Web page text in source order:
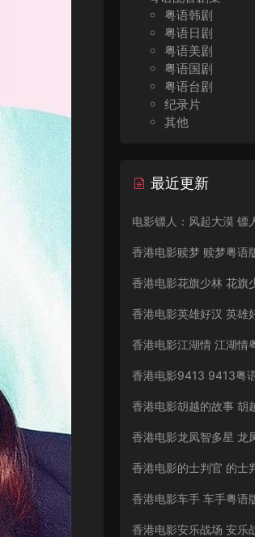
粤语韩剧
粤语日剧
粤语美剧
粤语国剧
粤语台剧
纪录片
其他
最近更新
电影镖人：风起大漠 镖
香港电影赎梦 赎梦粤语
香港电影花旗少林 花旗
香港电影英雄好汉 英雄
香港电影江湖情 江湖情
香港电影9413 9413粤
香港电影胡越的故事 胡
香港电影龙凤智多星 龙
香港电影的士判官 的士
香港电影车手 车手粤语
香港电影安乐战场 安乐